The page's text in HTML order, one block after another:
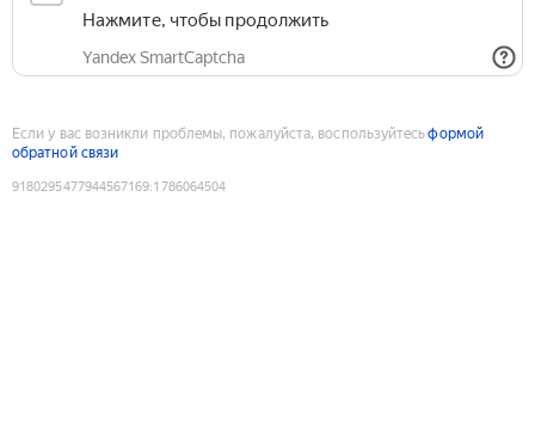
Нажмите, чтобы продолжить
Yandex SmartCaptcha
Если у вас возникли проблемы, пожалуйста, воспользуйтесьформой
обратной связи
9180295477944567169:1786064504